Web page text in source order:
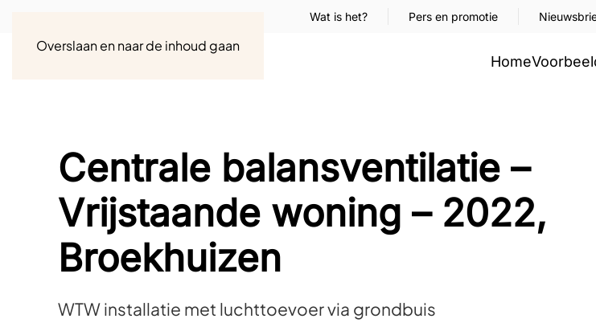
Overslaan en naar de inhoud gaan
Wat is het? Pers en promotie
Home
Centrale balansventilatie –
Vrijstaande woning – 2022,
Broekhuizen
WTW installatie met luchttoevoer via grondbuis